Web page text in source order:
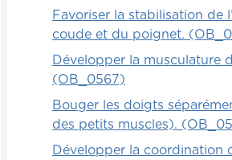
Favoriser la stabilisation de
coude et du poignet.
Développer la musculature
(OB_0567)
Bouger les doigts
des petits muscles).
Développer la coordination